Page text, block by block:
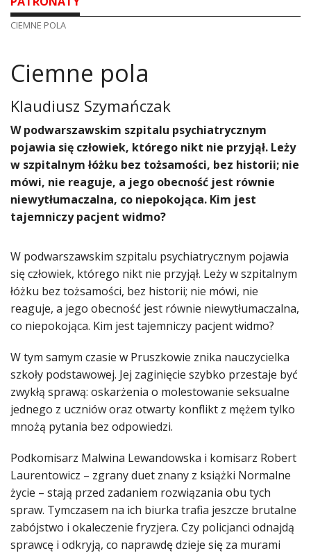
CIEMNE POLA
Ciemne pola
Klaudiusz Szymańczak
​W podwarszawskim szpitalu psychiatrycznym
pojawia się człowiek, którego nikt nie przyjął. Leży
w szpitalnym łóżku bez tożsamości, bez historii; nie
mówi, nie reaguje, a jego obecność jest równie
niewytłumaczalna, co niepokojąca. Kim jest
tajemniczy pacjent widmo?
W podwarszawskim szpitalu psychiatrycznym pojawia
się człowiek, którego nikt nie przyjął. Leży w szpitalnym
łóżku bez tożsamości, bez historii; nie mówi, nie
reaguje, a jego obecność jest równie niewytłumaczalna,
co niepokojąca. Kim jest tajemniczy pacjent widmo?
W tym samym czasie w Pruszkowie znika nauczycielka
szkoły podstawowej. Jej zaginięcie szybko przestaje być
zwykłą sprawą: oskarżenia o molestowanie seksualne
jednego z uczniów oraz otwarty konflikt z mężem tylko
mnożą pytania bez odpowiedzi.
Podkomisarz Malwina Lewandowska i komisarz Robert
Laurentowicz – zgrany duet znany z książki Normalne
życie – stają przed zadaniem rozwiązania obu tych
spraw. Tymczasem na ich biurka trafia jeszcze brutalne
zabójstwo i okaleczenie fryzjera. Czy policjanci odnajdą
sprawcę i odkryją, co naprawdę dzieje się za murami